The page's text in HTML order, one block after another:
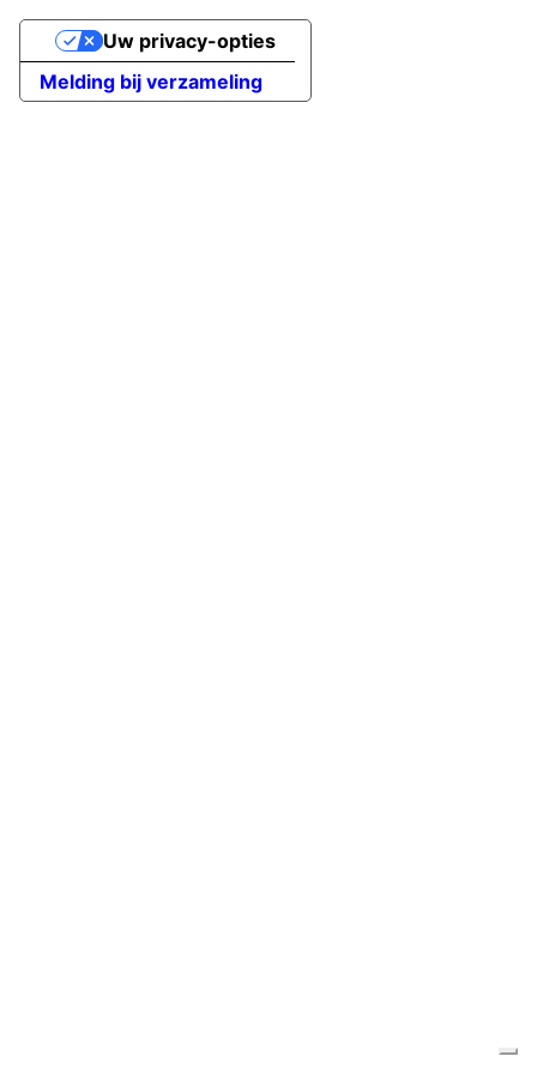
Melding bij verzameling
Uw privacy-opties